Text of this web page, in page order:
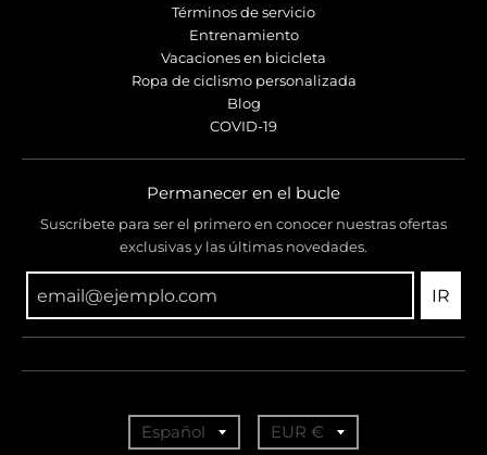
Términos de servicio
Entrenamiento
Vacaciones en bicicleta
Ropa de ciclismo personalizada
Blog
COVID-19
Permanecer en el bucle
Suscríbete para ser el primero en conocer nuestras ofertas
exclusivas y las últimas novedades.
IR
Español EUR €